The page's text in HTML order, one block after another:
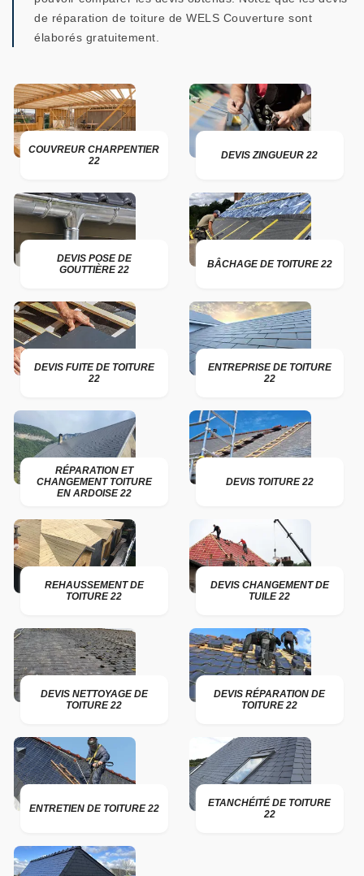
de réparation de toiture de WELS Couverture sont
élaborés gratuitement.
COUVREUR CHARPENTIER
22
DEVIS ZINGUEUR 22
DEVIS POSE DE
GOUTTIÈRE 22
BÂCHAGE DE TOITURE 22
DEVIS FUITE DE TOITURE
22
ENTREPRISE DE TOITURE
22
RÉPARATION ET
CHANGEMENT TOITURE
EN ARDOISE 22
DEVIS TOITURE 22
REHAUSSEMENT DE
TOITURE 22
DEVIS CHANGEMENT DE
TUILE 22
DEVIS NETTOYAGE DE
TOITURE 22
DEVIS RÉPARATION DE
TOITURE 22
ENTRETIEN DE TOITURE 22
ETANCHÉITÉ DE TOITURE
22